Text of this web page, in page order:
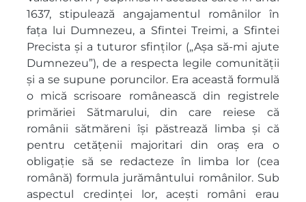
1637, stipulează angajamentul românilor în
fața lui Dumnezeu, a Sfintei Treimi, a Sfintei
Precista și a tuturor sfinților („Așa să-mi ajute
Dumnezeu”), de a respecta legile comunității
și a se supune poruncilor. Era această formulă
o mică scrisoare românească din registrele
primăriei Sătmarului, din care reiese că
românii sătmăreni își păstrează limba și că
pentru cetățenii majoritari din oraș era o
obligație să se redacteze în limba lor (cea
română) formula jurământului românilor. Sub
aspectul credinței lor, acești români erau